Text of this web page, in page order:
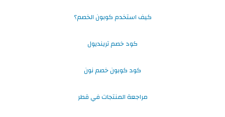
كيف استخدم كوبون الخصم؟
كود خصم ترينديول
كود كوبون خصم نون
مراجعة المنتجات في قطر